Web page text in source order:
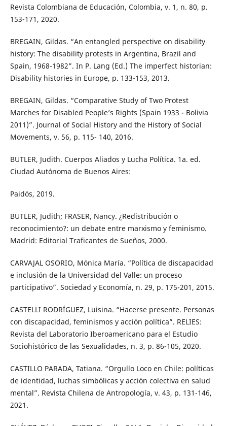
Revista Colombiana de Educación, Colombia, v. 1, n. 80, p.
153-171, 2020.
BREGAIN, Gildas. “An entangled perspective on disability
history: The disability protests in Argentina, Brazil and
Spain, 1968-1982”. In P. Lang (Ed.) The imperfect historian:
Disability histories in Europe, p. 133-153, 2013.
BREGAIN, Gildas. “Comparative Study of Two Protest
Marches for Disabled People’s Rights (Spain 1933 - Bolivia
2011)”. Journal of Social History and the History of Social
Movements, v. 56, p. 115- 140, 2016.
BUTLER, Judith. Cuerpos Aliados y Lucha Política. 1a. ed.
Ciudad Autónoma de Buenos Aires:
Paidós, 2019.
BUTLER, Judith; FRASER, Nancy. ¿Redistribución o
reconocimiento?: un debate entre marxismo y feminismo.
Madrid: Editorial Traficantes de Sueños, 2000.
CARVAJAL OSORIO, Mónica María. “Política de discapacidad
e inclusión de la Universidad del Valle: un proceso
participativo”. Sociedad y Economía, n. 29, p. 175-201, 2015.
CASTELLI RODRÍGUEZ, Luisina. “Hacerse presente. Personas
con discapacidad, feminismos y acción política”. RELIES:
Revista del Laboratorio Iberoamericano para el Estudio
Sociohistórico de las Sexualidades, n. 3, p. 86-105, 2020.
CASTILLO PARADA, Tatiana. “Orgullo Loco en Chile: políticas
de identidad, luchas simbólicas y acción colectiva en salud
mental”. Revista Chilena de Antropología, v. 43, p. 131-146,
2021.